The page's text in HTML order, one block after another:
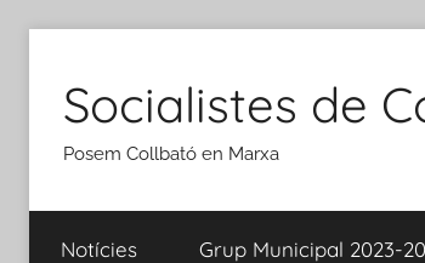
contingut
Socialistes de
Posem Collbató en Marxa
Notícies Grup Municipal 2023-